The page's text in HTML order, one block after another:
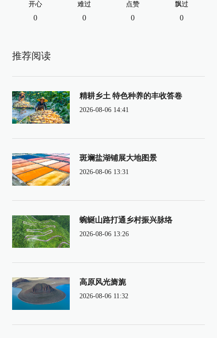
开心
0
难过
0
点赞
0
飘过
0
推荐阅读
精耕乡土 特色种养的丰收答卷
2026-08-06 14:41
斑斓盐湖铺展大地图景
2026-08-06 13:31
蜿蜒山路打通乡村振兴脉络
2026-08-06 13:26
高原风光旖旎
2026-08-06 11:32